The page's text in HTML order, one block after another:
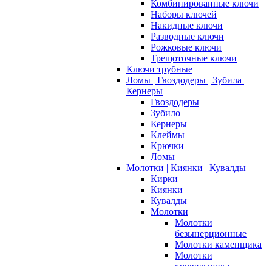
Комбинированные ключи
Наборы ключей
Накидные ключи
Разводные ключи
Рожковые ключи
Трещоточные ключи
Ключи трубные
Ломы | Гвоздодеры | Зубила |
Кернеры
Гвоздодеры
Зубило
Кернеры
Клеймы
Крючки
Ломы
Молотки | Киянки | Кувалды
Кирки
Киянки
Кувалды
Молотки
Молотки
безынерционные
Молотки каменщика
Молотки